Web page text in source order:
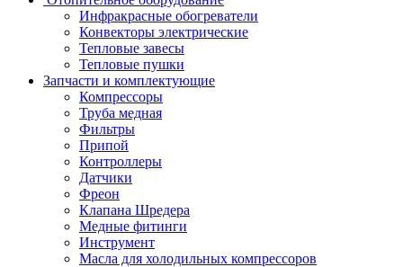
Инфракрасные обогреватели
Конвекторы электрические
Тепловые завесы
Тепловые пушки
Запчасти и комплектующие
Компрессоры
Труба медная
Фильтры
Припой
Контроллеры
Датчики
Фреон
Клапана Шредера
Медные фитинги
Инструмент
Масла для холодильных компрессоров